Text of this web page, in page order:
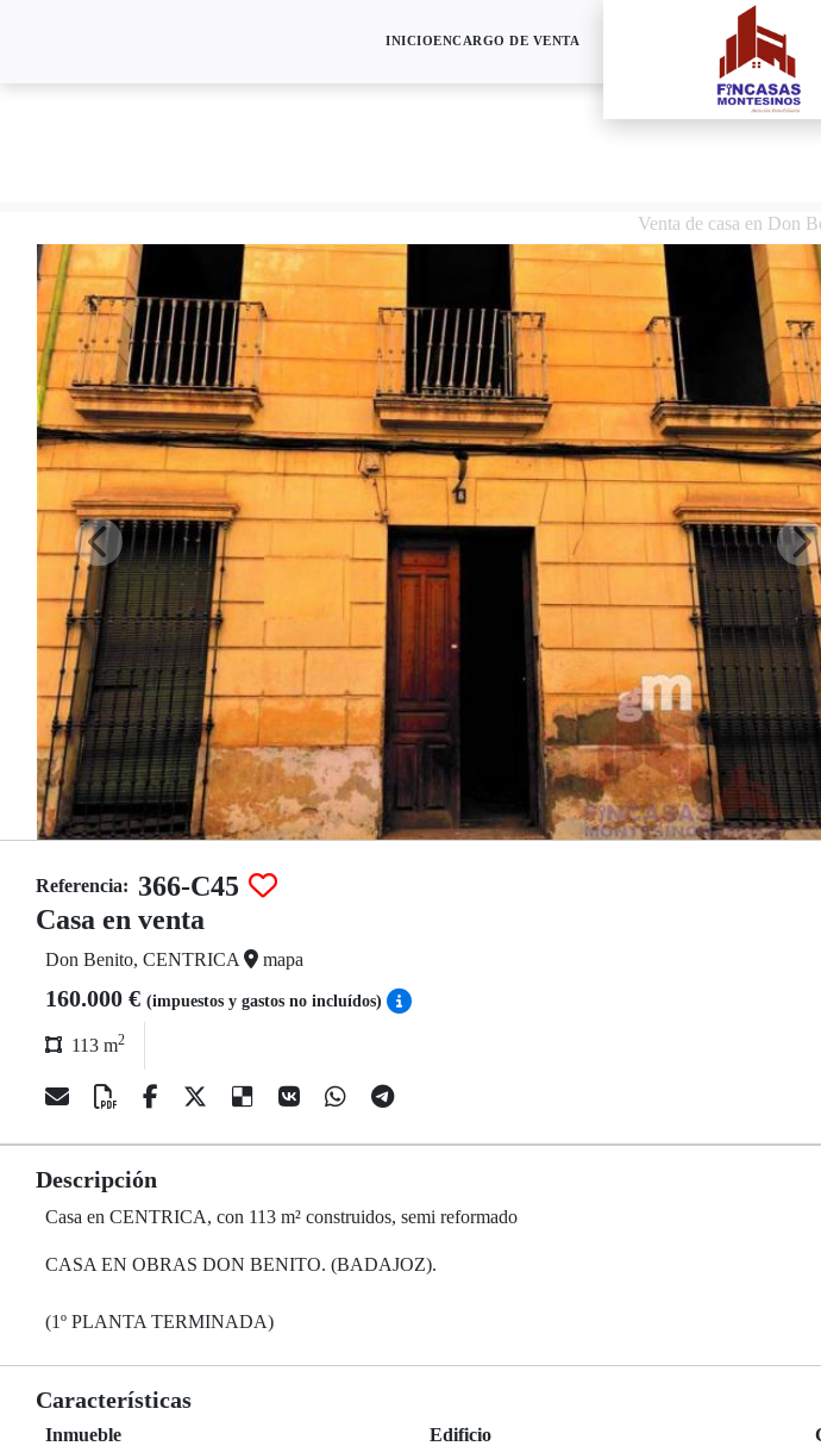
INICIOENCARGO DE VENTA
Venta de casa en Don
Referencia: 366-C45
Casa en venta
Don Benito, CENTRICA mapa
160.000 € (impuestos y gastos no incluídos)
113 m2
Descripción
Casa en CENTRICA, con 113 m² construidos, semi reformado
CASA EN OBRAS DON BENITO. (BADAJOZ).
(1º PLANTA TERMINADA)
Características
Inmueble
Edificio